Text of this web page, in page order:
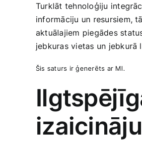
Turklāt tehnoloģiju
informāciju un ‌resursiem,
aktuālajiem piegādes
jebkuras vietas un‌
Šis saturs ir ģenerēts ar MI.